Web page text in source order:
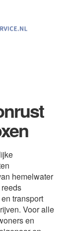
hemelwater
transport
Voor alle
en